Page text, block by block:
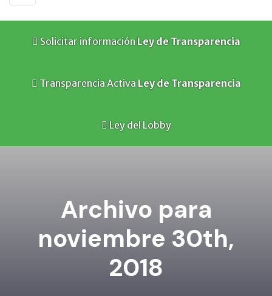
Solicitar informaciónLey de Transparencia
Transparencia ActivaLey de Transparencia
Ley del Lobby
Archivo para
noviembre 30th,
2018